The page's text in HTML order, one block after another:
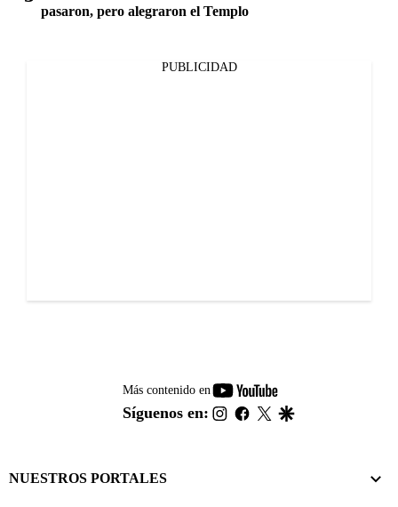
pasaron, pero alegraron el Templo
PUBLICIDAD
Más contenido en
youtube-
footer
Síguenos en: instagram
facebook
twitter
NUESTROS PORTALES